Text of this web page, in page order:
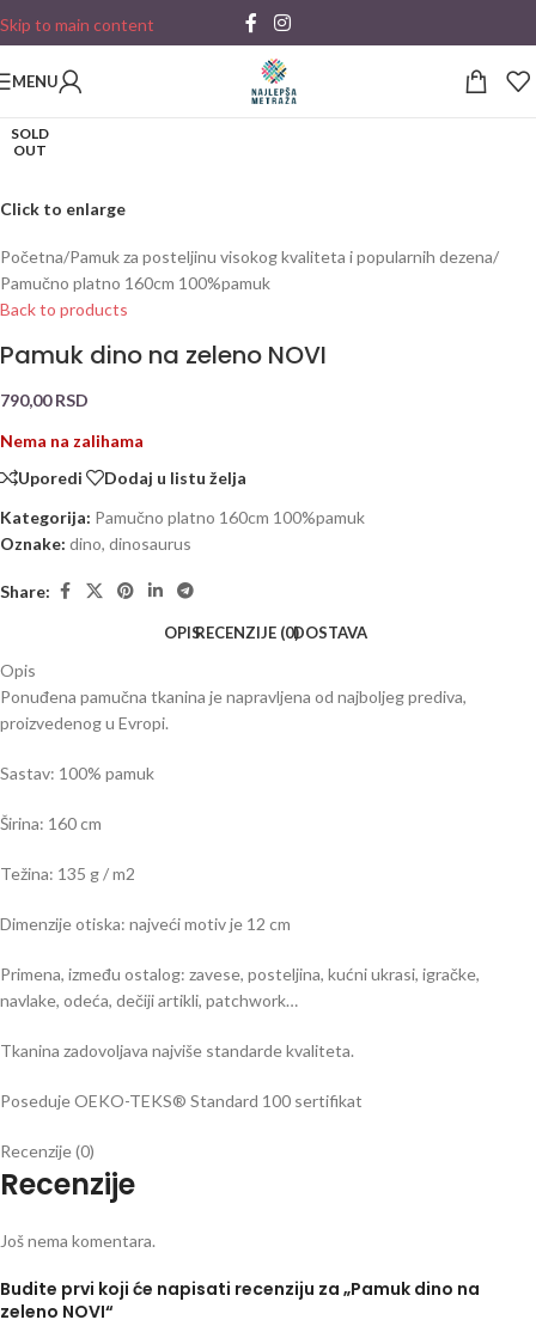
Skip to main content
MENU
SOLD
OUT
Click to enlarge
Početna/Pamuk za posteljinu visokog kvaliteta i popularnih dezena/
Pamučno platno 160cm 100%pamuk
Back to products
Pamuk dino na zeleno NOVI
790,00RSD
Nema na zalihama
Uporedi
Dodaj u listu želja
Kategorija: Pamučno platno 160cm 100%pamuk
Oznake: dino, dinosaurus
Share:
OPISRECENZIJE (0)DOSTAVA
Opis
Ponuđena pamučna tkanina je napravljena od najboljeg prediva,
proizvedenog u Evropi.
Sastav: 100% pamuk
Širina: 160 cm
Težina: 135 g / m2
Dimenzije otiska: najveći motiv je 12 cm
Primena, između ostalog: zavese, posteljina, kućni ukrasi, igračke,
navlake, odeća, dečiji artikli, patchwork…
Tkanina zadovoljava najviše standarde kvaliteta.
Poseduje OEKO-TEKS® Standard 100 sertifikat
Recenzije (0)
Recenzije
Još nema komentara.
Budite prvi koji će napisati recenziju za „Pamuk dino na
zeleno NOVI“